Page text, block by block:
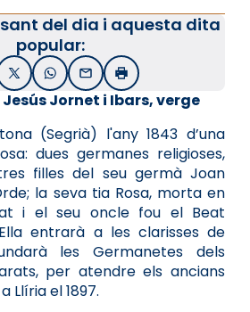
del dia i aquesta dita
popular:
X / TwitterWhatsApp
EmailImprimir
Jornet i Ibars, verge
(Segrià) l'any 1843 d’una
dues germanes religioses,
filles del seu germà Joan
la seva tia Rosa, morta en
i el seu oncle fou el Beat
entrarà a les clarisses de
les Germanetes dels
per atendre els ancians
Llíria el 1897.